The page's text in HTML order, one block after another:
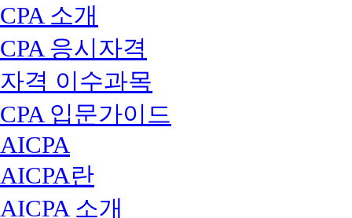
CPA 소개
CPA 응시자격
자격 이수과목
CPA 입문가이드
AICPA
AICPA란
AICPA 소개